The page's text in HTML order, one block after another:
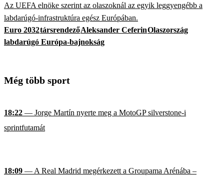
Az UEFA elnöke szerint az olaszoknál az egyik leggyengébb a
labdarúgó-infrastruktúra egész Európában.
Euro 2032társrendezőAleksander CeferinOlaszország
labdarúgó Európa-bajnokság
Még több sport
18:22 — Jorge Martín nyerte meg a MotoGP silverstone-i
sprintfutamát
18:09 — A Real Madrid megérkezett a Groupama Arénába –